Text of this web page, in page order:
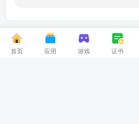
a03546465 在 2026-08-
汤圆是猫 在 2026-08-10
首页 应用 游戏 证书